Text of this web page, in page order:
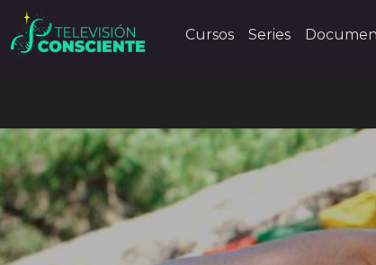
Cursos Series